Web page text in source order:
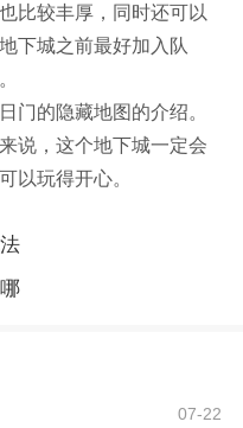
比较丰厚，同时还可以
下城之前最好加入队
门的隐藏地图的介绍。
说，这个地下城一定会
以玩得开心。
07-22